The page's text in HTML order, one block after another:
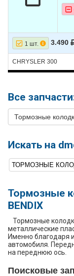
1 шт. 3.490
CHRYSLER 300
Все
Тормозные
Искать на
ТОРМОЗНЫЕ
Тормозные
BENDIX
Тормозные
металлические
Именно благодаря
автомобиля.
на переднюю ось.
Поисковые